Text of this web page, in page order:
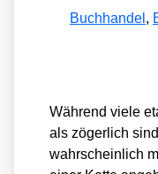
Buchhandel ,
Wäh­rend vie­le
als zöger­lich
wahr­schein­lich